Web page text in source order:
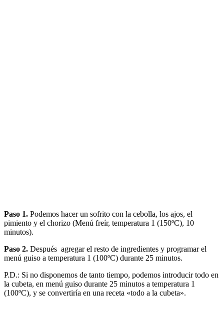
Paso 1. Podemos hacer un sofrito con la cebolla, los ajos, el
pimiento y el chorizo (Menú freír, temperatura 1 (150ºC), 10
minutos).
Paso 2. Después agregar el resto de ingredientes y programar el
menú guiso a temperatura 1 (100ºC) durante 25 minutos.
P.D.: Si no disponemos de tanto tiempo, podemos introducir todo en
la cubeta, en menú guiso durante 25 minutos a temperatura 1
(100ºC), y se convertiría en una receta «todo a la cubeta».